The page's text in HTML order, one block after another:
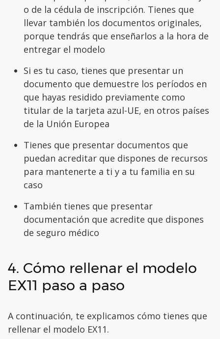
o de la cédula de inscripción. Tienes que
llevar también los documentos originales,
porque tendrás que enseñarlos a la hora de
entregar el modelo
Si es tu caso, tienes que presentar un
documento que demuestre los períodos en
que hayas residido previamente como
titular de la tarjeta azul-UE, en otros países
de la Unión Europea
Tienes que presentar documentos que
puedan acreditar que dispones de recursos
para mantenerte a ti y a tu familia en su
caso
También tienes que presentar
documentación que acredite que dispones
de seguro médico
4. Cómo rellenar el modelo
EX11 paso a paso
A continuación, te explicamos cómo tienes que
rellenar el modelo EX11.